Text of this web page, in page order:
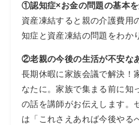
①認知症×お金の問題の基本
資産凍結すると親の介護費用
知症と資産凍結の問題をわか
②老親の今後の生活が不安な
長期休暇に家族会議で解決！
なたに。家族で集まる前に知
の話を講師がお伝えします。
は「これさえあれば今後やる